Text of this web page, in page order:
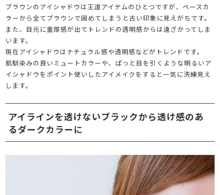
ブラウンのアイシャドウは王道アイテムのひとつですが、ベースカ
ラーから全てブラウンで固めてしまうと古い印象に見えがちです。
また、目元に重厚感が出てトレンドの透明感からは遠ざかってしま
います。
現在アイシャドウはナチュラル感や透明感などがトレンドです。
肌馴染みの良いミュートカラーや、ぱっと目を引くような明るいア
イシャドウをポイント使いしたアイメイクをすると一気に洗練見え
します。
アイラインを透けないブラックから透け感のあ
るダークカラーに